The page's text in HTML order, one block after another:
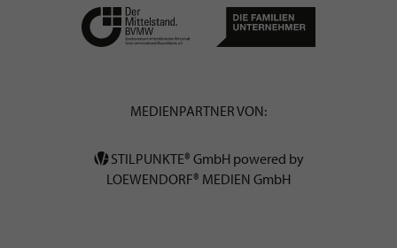
MEDIENPARTNER VON:
STILPUNKTE® GmbH powered by
LOEWENDORF® MEDIEN GmbH